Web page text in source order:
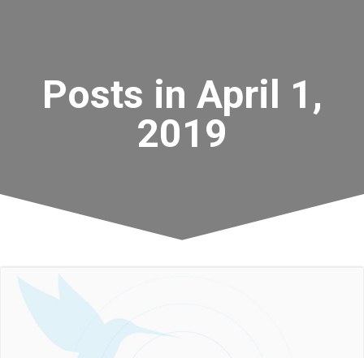
Posts in April 1,
2019